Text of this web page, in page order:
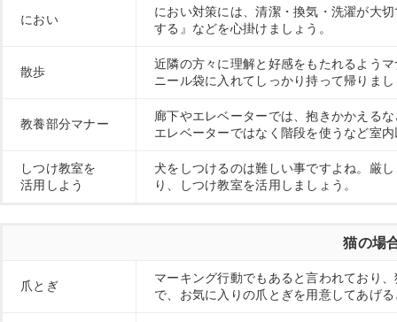
におい
におい対策には、清潔・換気・洗濯が大
する』などを心掛けましょう。
散歩
近隣の方々に理解と好感をもたれるよう
ニール袋に入れてしっかり持って帰りま
教養部分マナー
廊下やエレベーターでは、抱きかかえる
エレベーターではなく階段を使うなど室
しつけ教室を
活用しよう
犬をしつけるのは難しい事ですよね。厳
り、しつけ教室を活用しましょう。
猫の場
爪とぎ
マーキング行動でもあると言われており
で、お気に入りの爪とぎを用意してあげ